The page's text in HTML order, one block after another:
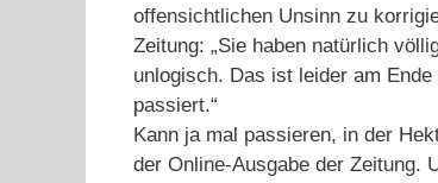
offensichtlichen Unsinn zu
Zeitung: „Sie haben natürlich
unlogisch. Das ist leider am
passiert.“
Kann ja mal passieren, in der
der Online-Ausgabe der Zeitung.